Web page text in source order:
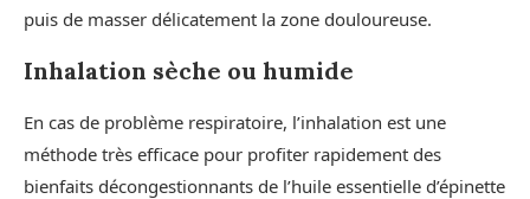
puis de masser délicatement la zone douloureuse.
Inhalation sèche ou humide
En cas de problème respiratoire, l’inhalation est une
méthode très efficace pour profiter rapidement des
bienfaits décongestionnants de l’huile essentielle d’épinette